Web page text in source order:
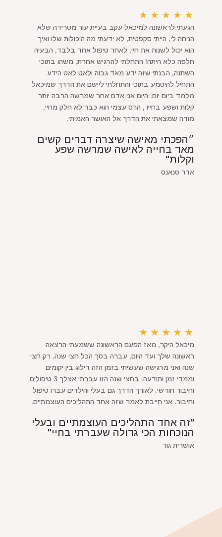
★
★
★
★
★
הגעתי לראשונה למיכאל עקב בעיית עור מטרידה שלא
הניחה לי, הייתי סקפטית, לא ידעתי מה היכולות שלו ואיך
הוא יכול לשנות את חיי, לאחר טיפול אחד בלבד, הבעיה
חלפה כלא היתה! התחלתי להרגיש אחרת, משהו בתוכי
השתנה, הבנתי שזה ידע מאד גבוה ולאט לאט הידע
התחיל להיטמע בתוכי והתחלתי ליישם את הדרך שמיכאל
מלמד ביום יום. היום אני אדם אחר שמרשה הרבה יותר
קלות ושפע בחייו , הרס עצמי הוא כבר לא חלק מחיי,
מודה שמצאתי את הדרך אל האושר האמיתי.
״הפכתי מאישה שיצרה דברים קשים
מאד בחייה לאישה שמרשה שפע
וקלות"
אדר סנאנס
★
★
★
★
★
מיכאל היקר, מאז הפעם הראשונה ששמעתי הרצאה
ראשונה שלך ועד היום, עברה בסך הכל חצי שנה. רק חצי
שנה ואני מרגישה שעשיתי בזמן הזה דילוג בין יקומים
וממדי זמן ותודעה. בחצי שנה הזו עברתי אצלך 3 טיפולים
וחיבור חודשי. לאורך הדרך גם בעלי והילדים עברו טיפול
וחיבור. אני חייבת לאמר שזה אחד התהליכים העוצמתיים.
"זה אחד התהליכים העוצמתיים ובעלי
הנוכחות הכי גדולה שעברתי בחיי"
אושרית גור